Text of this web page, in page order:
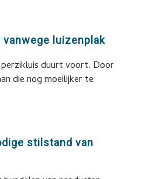
luizenplak
duurt voort. Door
die nog moeilijker te
stilstand van